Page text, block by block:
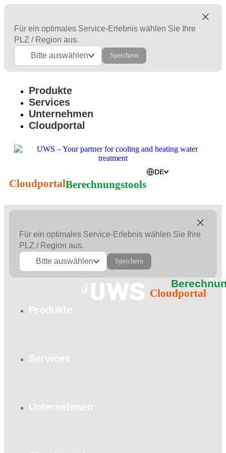
Für ein optimales Service-Erlebnis wählen Sie Ihre
PLZ / Region aus.
Bitte auswählen
Speichern
Produkte
Services
Unternehmen
Cloudportal
CloudportalBerechnungstools
DE
Für ein optimales Service-Erlebnis wählen Sie Ihre
PLZ / Region aus.
Bitte auswählen
Speichern
Produkte
Services
Unternehmen
Cloudportal
DE